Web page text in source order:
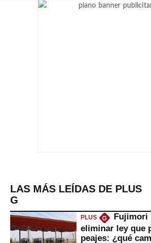
LAS MÁS LEÍDAS DE PLUS
G
PLUS G
Fujimori
eliminar ley que
peajes: ¿qué